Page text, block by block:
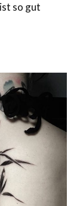
so gut